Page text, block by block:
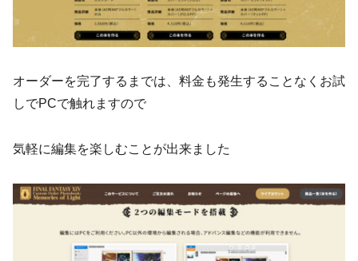
オーダーを完了するまでは、料金も発生することなくお試
しでPCで触れますので
気軽に編集を楽しむことが出来ました